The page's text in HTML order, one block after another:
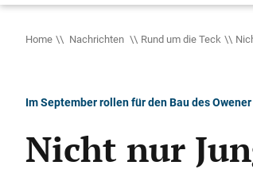
Home Nachrichten Rund um die Teck
Im September rollen für den Bau des
Nicht nur